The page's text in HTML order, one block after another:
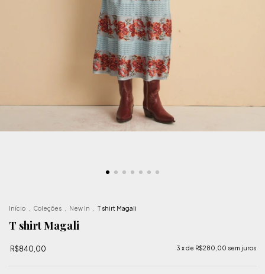
Início Coleções New In T shirt Magali
T shirt Magali
R$840,00 3 x de R$280,00 sem juros